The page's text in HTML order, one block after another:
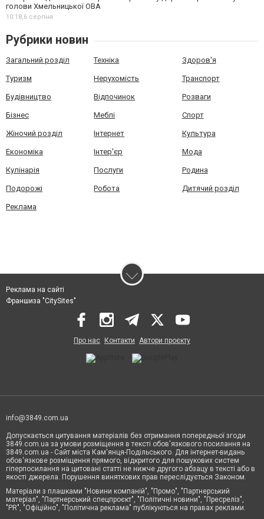
голови Хмельницької ОВА
10:18,6 серпня
Рубрики новин
Загальний розділ Техніка Здоров'я
Туризм Нерухомість Транспорт
Будівництво Відпочинок Розваги
Бізнес Меблі Спорт
Жіночий розділ Інтернет Культура
Економіка Інтер'єр Мода
Кулінарія Послуги Родина
Подорожі Робота Дитячий розділ
Реклама
Реклама на сайті
Франшиза "CitySites"
Про нас Контакти Автори проєкту
info@3849.com.ua
Допускається цитування матеріалів без отримання попередньої згоди
3849.com.ua за умови розміщення в тексті обов'язкового посилання на
3849.com.ua - Сайт міста Кам'янця-Подільського. Для інтернет-видань
обов'язкове розміщення прямого, відкритого для пошукових систем
гіперпосилання на цитовані статті не нижче другого абзацу в тексті або в
якості джерела. Порушення виняткових прав переслідується Законом.
Матеріали з плашками "Новини компаній", "Промо", "Партнерський
матеріал", "Партнерський спецпроєкт", "Політичні новини", "Пресреліз",
"PR", "Офіційно", "Політична реклама" публікуються на правах реклами.